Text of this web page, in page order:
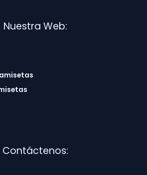
Nuestra Web:
Contáctenos: